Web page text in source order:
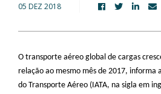
05 DEZ 2018
O transporte aéreo global de cargas
relação ao mesmo mês de 2017, informa
do Transporte Aéreo (IATA, na sigla em